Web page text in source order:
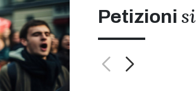
Petizioni